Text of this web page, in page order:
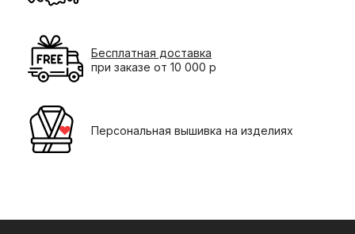
Бесплатная доставка
при заказе от 10 000 р
Персональная вышивка на изделиях